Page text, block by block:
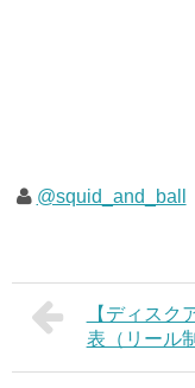
@squid_and_ball
【ディスク
表（リール